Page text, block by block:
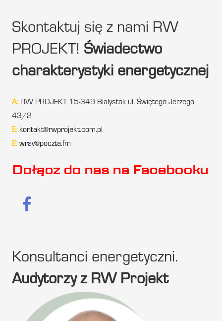
Skontaktuj się z nami RW
PROJEKT! Świadectwo
charakterystyki energetycznej
A: RW PROJEKT 15-349 Białystok ul. Świętego Jerzego
43/2
E: kontakt@rwprojekt.com.pl
E: wrav@poczta.fm
Dołącz do nas na Facebooku
Konsultanci energetyczni.
Audytorzy z RW Projekt